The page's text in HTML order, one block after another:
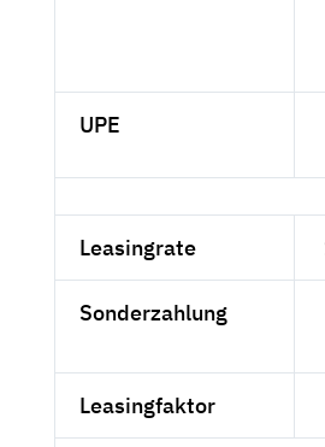
UPE
Leasingrate
Sonderzahlung
Leasingfaktor